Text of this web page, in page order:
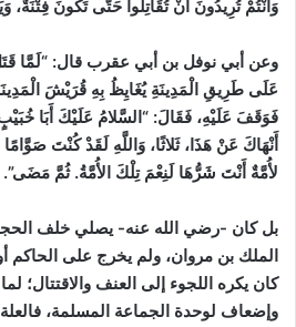
وَأَنْتُمْ تُرِيدُونَ أَنْ تُقَاتِلُوا حَتَّى تَكُونَ فِتْنَةٌ،
وعن أبي نوفل بن أبي عقرب قال: “لَمَّا
عَلَى طَرِيقِ الْمَدِينَةِ يُغَايِظُ بِهِ قُرَيْشَ
فَوَقَفَ عَلَيْهِ، فَقَالَ: “السَّلامُ عَلَيْكَ أَبَا
أَنْهَاكَ عَنْ هَذَا، ثَلاثًا، وَاللَّهِ لَقَدْ كُنْتَ
لأُمَّةٌ أَنْتَ شَرُّهَا لَنِعْمَ تِلْكَ الأُمَّةُ. ثُمَّ مَضَى”.
بل كان -رضي الله عنه- يصلي خلف
الملك بن مروان، ولم يخرج على الحاكم أو
كان يكره اللجوء إلى العنف والاقتتال؛
وإضعاف لوحدة الجماعة المسلمة،